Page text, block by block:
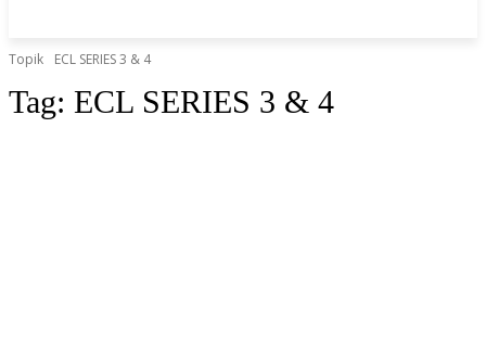
Topik ECL SERIES 3 & 4
Tag: ECL SERIES 3 & 4